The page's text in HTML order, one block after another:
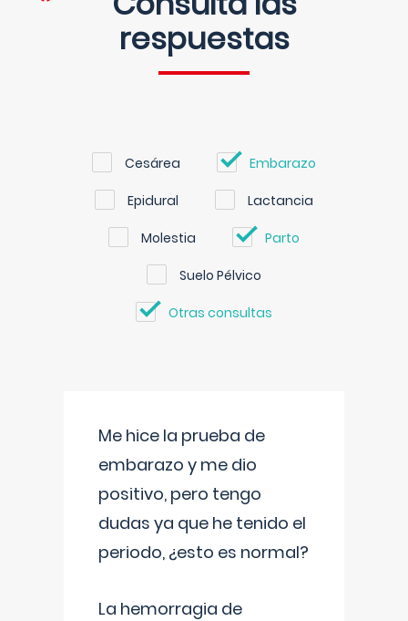
respuestas
Cesárea Embarazo
Epidural Lactancia
Molestia Parto
Suelo Pélvico
Otras consultas
Me hice la prueba de
embarazo y me dio
positivo, pero tengo
dudas ya que he tenido el
periodo, ¿esto es normal?
La hemorragia de